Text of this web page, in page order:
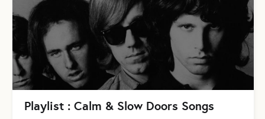
Playlist : Calm & Slow Doors Songs